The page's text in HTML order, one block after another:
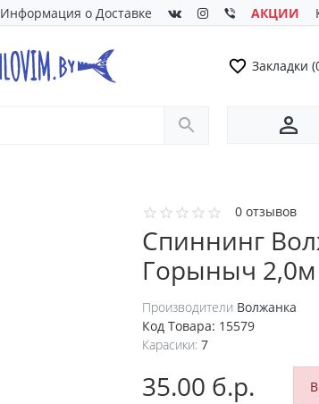
Информация о Доставке АКЦИИ
Закладки
0 отзывов
Спиннинг
Горыныч 2,0м
Производители Волжанка
Код Товара: 15579
Карасики: 7
35.00 б.р.